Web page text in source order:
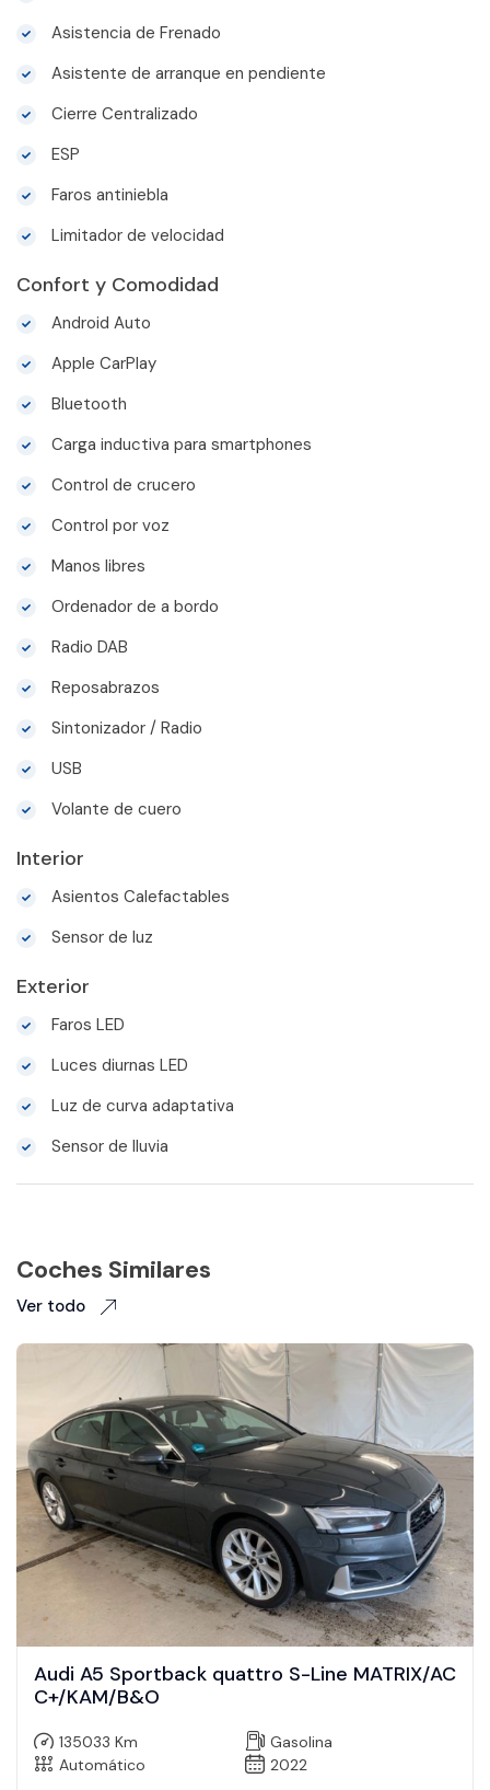
Asistencia de Frenado
Asistente de arranque en pendiente
Cierre Centralizado
ESP
Faros antiniebla
Limitador de velocidad
Confort y Comodidad
Android Auto
Apple CarPlay
Bluetooth
Carga inductiva para smartphones
Control de crucero
Control por voz
Manos libres
Ordenador de a bordo
Radio DAB
Reposabrazos
Sintonizador / Radio
USB
Volante de cuero
Interior
Asientos Calefactables
Sensor de luz
Exterior
Faros LED
Luces diurnas LED
Luz de curva adaptativa
Sensor de lluvia
Coches Similares
Ver todo
Audi A5 Sportback quattro S-Line MATRIX/AC
C+/KAM/B&O
135033 Km
Gasolina
Automático
2022